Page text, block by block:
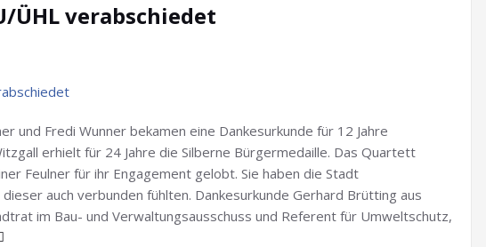
ÜHL verabschiedet
und Fredi Wunner bekamen eine Dankesurkunde für 12 Jahre
erhielt für 24 Jahre die Silberne Bürgermedaille. Das Quartett
Feulner für ihr Engagement gelobt. Sie haben die Stadt
auch verbunden fühlten. Dankesurkunde Gerhard Brütting aus
im Bau- und Verwaltungsausschuss und Referent für Umweltschutz,